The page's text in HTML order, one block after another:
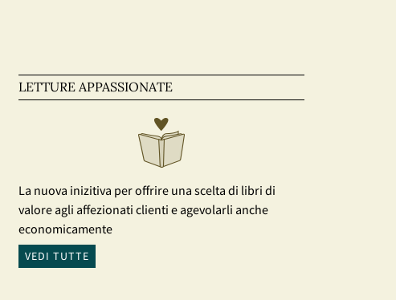
LETTURE APPASSIONATE
La nuova inizitiva per offrire una scelta di libri di
valore agli affezionati clienti e agevolarli anche
economicamente
VEDI TUTTE